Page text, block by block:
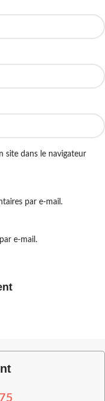
site dans le navigateur
par e-mail.
e-mail.